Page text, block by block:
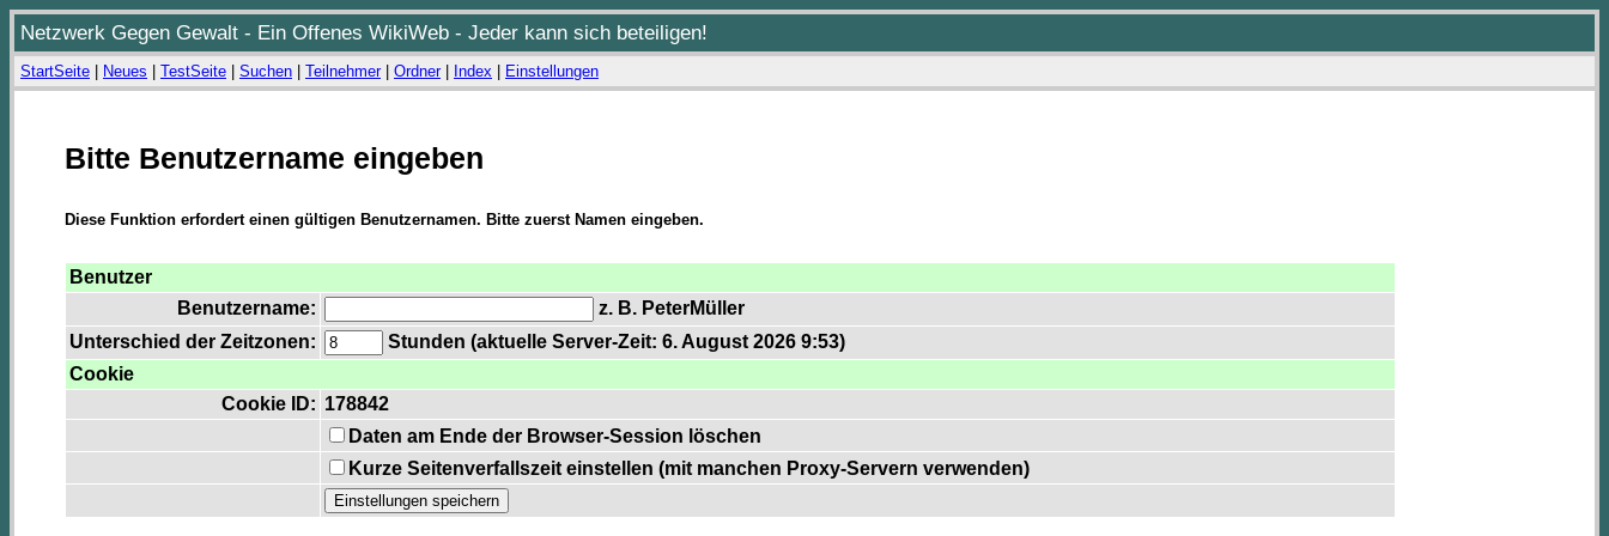
Netzwerk Gegen Gewalt - Ein Offenes WikiWeb - Jeder kann sich beteiligen!
StartSeite Neues TestSeite Suchen Teilnehmer| Ordner| Index Einstellungen
Bitte Benutzername eingeben
Diese Funktion erfordert einen gültigen Benutzernamen. Bitte zuerst Namen eingeben.
Benutzer
Benutzername:
z. B. PeterMüller
Unterschied der Zeitzonen:
Stunden (aktuelle Server-Zeit: 6. August 2026 9:53)
Cookie
Cookie ID: 178842
Daten am Ende der Browser-Session löschen
Kurze Seitenverfallszeit einstellen (mit manchen Proxy-Servern verwenden)